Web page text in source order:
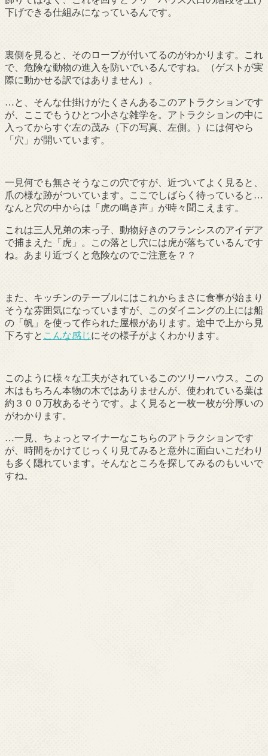
下げできる仕組みになっているんです。
裏側を見ると、そのロープが付いてるのがわかります。これ
で、危険な動物の進入を防いでいるんですね。（ゲストが実
際に動かせる訳ではありません）。
…と、そんな仕掛けがたくさんあるこのアトラクションです
が、ここでもうひとつ小さな雑学を。アトラクションの中に
入ってからすぐ左の茂み（下の写真、左側。）には何やら
「穴」が開いています。
一見何でも無さそうなこの穴ですが、近づいてよく見ると、
爪の様な跡がついています。ここでしばらく待っていると…
なんと穴の中からは「虎の鳴き声」が時々聞こえます。
これは三人兄弟の末っ子、動物好きのフランシスのアイデア
で捕まえた「虎」。この落とし穴には虎が落ちているんです
ね。あまり近づくと危険なのでご注意を？？
また、キッチンのテーブルにはこれからまさに食事が始まり
そうな雰囲気になっていますが、このダイニングの上には船
の「帆」を使って作られた屋根があります。途中で上から見
下ろすと こんな感じにその様子がよくわかります。
このように様々な工夫がされているこのツリーハウス。この
木はもちろん本物の木ではありませんが、使われている葉は
約３００万枚あるそうです。よく見ると一枚一枚が分厚いの
がわかります。
…一見、ちょっとマイナーなこちらのアトラクションです
が、時間をかけてじっくり見てみると意外に面白いこだわり
も多く隠れています。そんなところを探してみるのもいいで
すね。